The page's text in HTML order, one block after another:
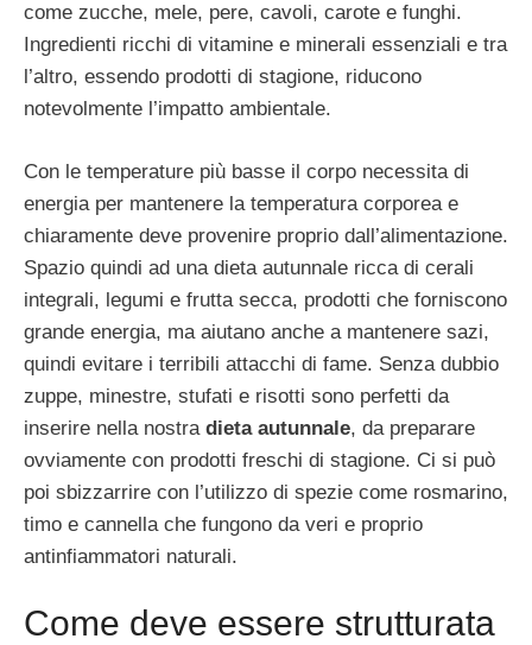
come zucche, mele, pere, cavoli, carote e funghi.
Ingredienti ricchi di vitamine e minerali essenziali e tra
l’altro, essendo prodotti di stagione, riducono
notevolmente l’impatto ambientale.
Con le temperature più basse il corpo necessita di
energia per mantenere la temperatura corporea e
chiaramente deve provenire proprio dall’alimentazione.
Spazio quindi ad una dieta autunnale ricca di cerali
integrali, legumi e frutta secca, prodotti che forniscono
grande energia, ma aiutano anche a mantenere sazi,
quindi evitare i terribili attacchi di fame. Senza dubbio
zuppe, minestre, stufati e risotti sono perfetti da
inserire nella nostra dieta autunnale, da preparare
ovviamente con prodotti freschi di stagione. Ci si può
poi sbizzarrire con l’utilizzo di spezie come rosmarino,
timo e cannella che fungono da veri e proprio
antinfiammatori naturali.
Come deve essere strutturata